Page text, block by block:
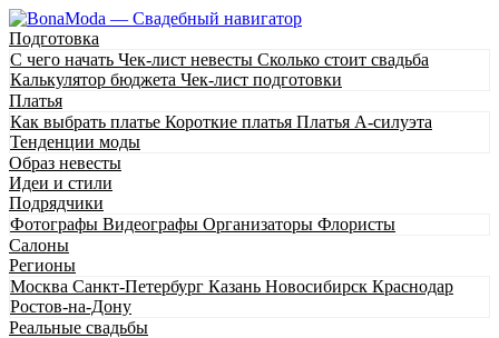
Подготовка
С чего начать Чек-лист невесты Сколько стоит свадьба
Калькулятор бюджета Чек-лист подготовки
Платья
Как выбрать платье Короткие платья Платья А-силуэта
Тенденции моды
Образ невесты
Идеи и стили
Подрядчики
Фотографы Видеографы Организаторы Флористы
Салоны
Регионы
Москва Санкт-Петербург Казань Новосибирск Краснодар
Ростов-на-Дону
Реальные свадьбы